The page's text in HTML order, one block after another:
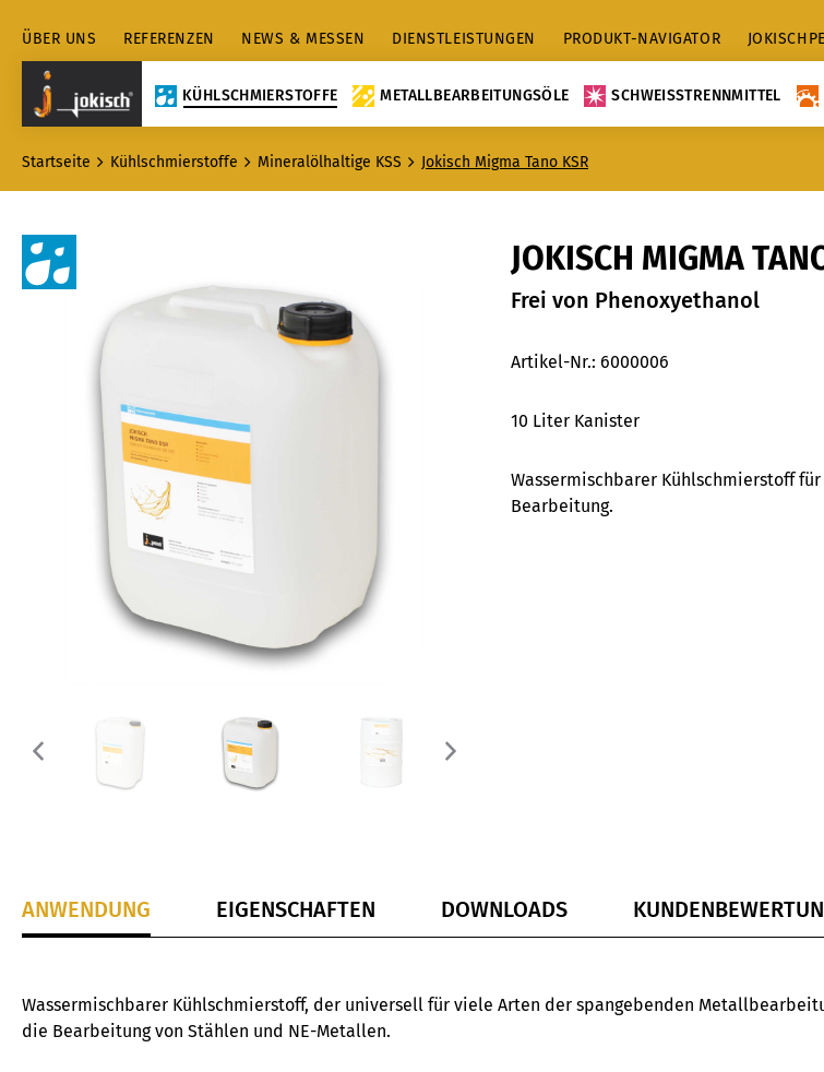
ÜBER UNS REFERENZEN NEWS & MESSEN DIENSTLEISTUNGEN PRODUKT-NAVIGATOR
KÜHLSCHMIERSTOFFE METALLBEARBEITUNGSÖLE SCHWEISSTRENNMITTEL
Startseite Kühlschmierstoffe Mineralölhaltige KSS Jokisch Migma Tano KSR
JOKISCH MIGMA
Frei von Phenoxyethanol
Artikel-Nr.: 6000006
10 Liter Kanister
Wassermischbarer Kühlschmierstoff
Bearbeitung.
ANWENDUNG EIGENSCHAFTEN DOWNLOADS
Wassermischbarer Kühlschmierstoff, der universell für viele Arten der spangebenden
die Bearbeitung von Stählen und NE-Metallen.